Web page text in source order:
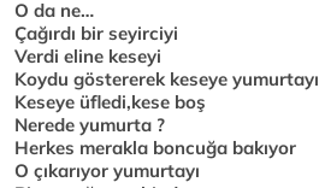
O da ne…
Çağırdı bir seyirciyi
Verdi eline keseyi
Koydu göstererek keseye yumurtayı
Keseye üfledi,kese boş
Nerede yumurta ?
Herkes merakla boncuğa bakıyor
O çıkarıyor yumurtayı